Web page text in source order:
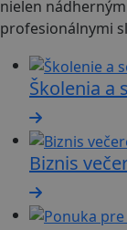
nielen
profesionálnymi
Školenia a
Biznis